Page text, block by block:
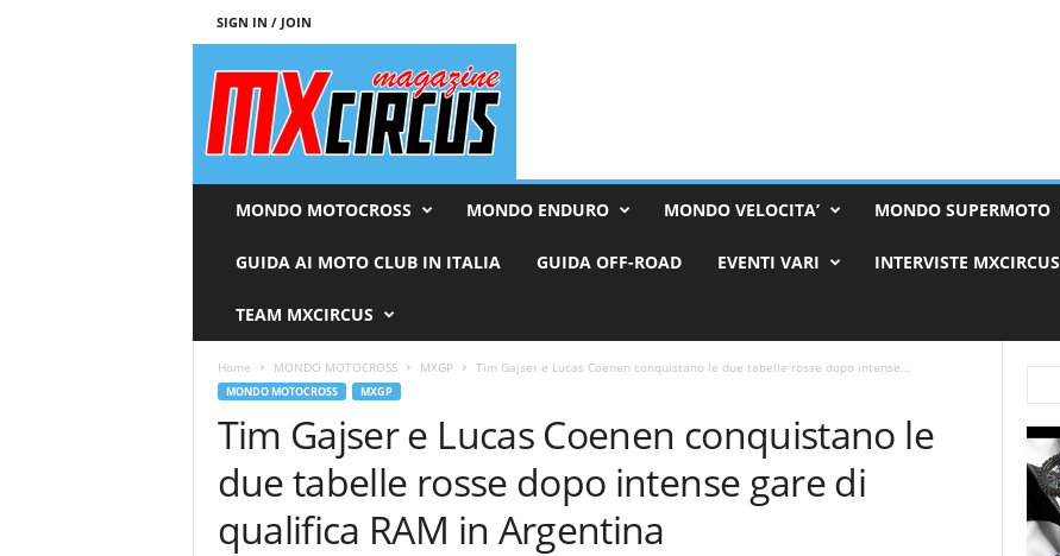
SIGN IN / JOIN
c
MONDO MOTOCROSS MONDO ENDURO MONDO VELOCITA’ MONDO SUPERMOTO
GUIDA AI MOTO CLUB IN ITALIA GUIDA OFF-ROAD EVENTI VARI INTERVISTE MXCIRCUS
TEAM MXCIRCUS
Home MONDO MOTOCROSS MXGP Tim Gajser e Lucas Coenen conquistano le due tabelle rosse dopo intense...
MONDO MOTOCROSS MXGP
Tim Gajser e Lucas Coenen conquistano le
due tabelle rosse dopo intense gare di
qualifica RAM in Argentina